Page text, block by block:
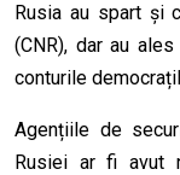
Rusia au spart și
(CNR), dar au
conturile
Agențiile de
Rusiei ar fi avut